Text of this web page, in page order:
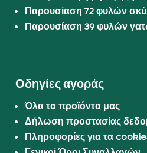
Παρουσίαση 72 φυλών
Παρουσίαση 39 φυλών
Οδηγίες αγοράς
Όλα τα προϊόντα μας
Δήλωση προστασίας
Πληροφορίες για τα